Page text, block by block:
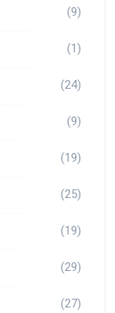
(9)
(1)
(24)
(9)
(19)
(25)
(19)
(29)
(27)